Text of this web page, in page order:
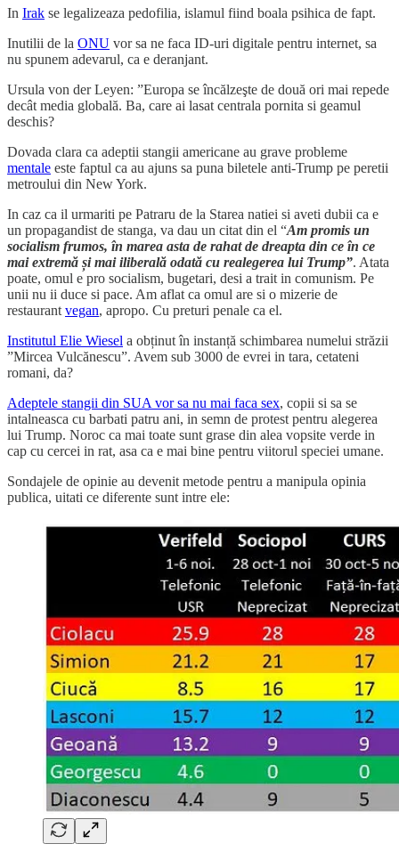
In Irak se legalizeaza pedofilia, islamul fiind boala psihica de fapt.
Inutilii de la ONU vor sa ne faca ID-uri digitale pentru internet, sa
nu spunem adevarul, ca e deranjant.
Ursula von der Leyen: ”Europa se încălzeşte de două ori mai repede
decât media globală. Ba, care ai lasat centrala pornita si geamul
deschis?
Dovada clara ca adeptii stangii americane au grave probleme
mentale este faptul ca au ajuns sa puna biletele anti-Trump pe peretii
metroului din New York.
In caz ca il urmariti pe Patraru de la Starea natiei si aveti dubii ca e
un propagandist de stanga, va dau un citat din el “Am promis un
socialism frumos, în marea asta de rahat de dreapta din ce în ce
mai extremă și mai iliberală odată cu realegerea lui Trump”. Atata
poate, omul e pro socialism, bugetari, desi a trait in comunism. Pe
unii nu ii duce si pace. Am aflat ca omul are si o mizerie de
restaurant vegan, apropo. Cu preturi penale ca el.
Institutul Elie Wiesel a obținut în instanță schimbarea numelui străzii
”Mircea Vulcănescu”. Avem sub 3000 de evrei in tara, cetateni
romani, da?
Adeptele stangii din SUA vor sa nu mai faca sex, copii si sa se
intalneasca cu barbati patru ani, in semn de protest pentru alegerea
lui Trump. Noroc ca mai toate sunt grase din alea vopsite verde in
cap cu cercei in rat, asa ca e mai bine pentru viitorul speciei umane.
Sondajele de opinie au devenit metode pentru a manipula opinia
publica, uitati ce diferente sunt intre ele: